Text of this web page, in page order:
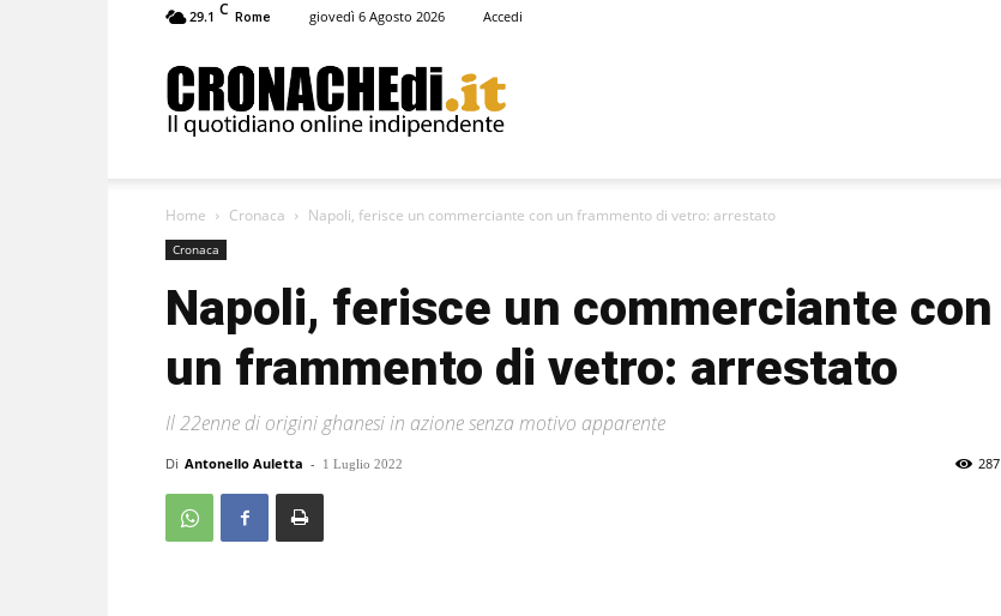
29.1 C Rome giovedì 6 Agosto 2026 Accedi
Home Cronaca Napoli, ferisce un commerciante con un frammento di vetro: arrestato
Cronaca
Napoli, ferisce un commerciante con
un frammento di vetro: arrestato
Il 22enne di origini ghanesi in azione senza motivo apparente
Di Antonello Auletta - 1 Luglio 2022 287